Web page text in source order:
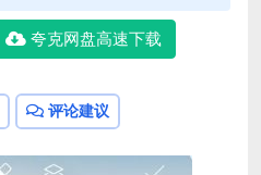
夸克网盘高速下载
评论建议